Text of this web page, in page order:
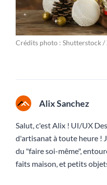
Crédits photo : Shutterstock /
Alix Sanchez
Salut, c'est Alix ! UI/UX
d'artisanat à toute heure !
du "faire soi-même",
faits maison, et petits